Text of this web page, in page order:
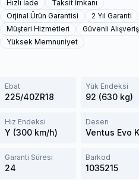
Hızlı İade
Taksit İmkanı
Orjinal Ürün Garantisi
2 Yıl Garanti
Müşteri Hizmetleri
Güvenli Alışveriş
Yüksek Memnuniyet
Ebat
225/40ZR18
Yük Endeksi
92 (630 kg)
Hız Endeksi
Y (300 km/h)
Desen
Garanti Süresi
24
Barkod
1035215